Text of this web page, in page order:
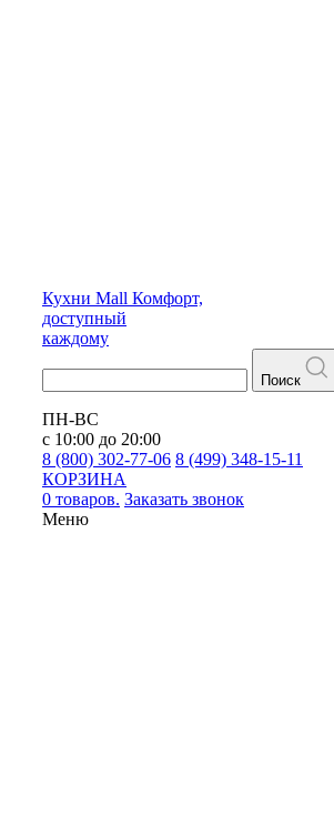
Кухни Mall Комфорт,
доступный
каждому
Поиск
ПН-ВС
с 10:00 до 20:00
8 (800) 302-77-06 8 (499) 348-15-11
КОРЗИНА
0 товаров. Заказать звонок
Меню